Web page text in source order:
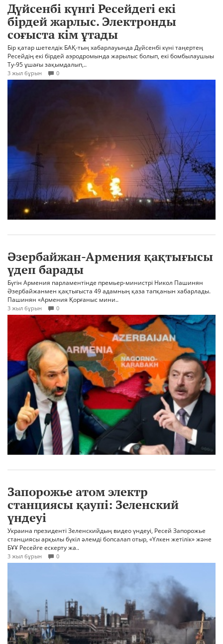
Дүйсенбі күнгі Ресейдегі екі
бірдей жарлыс. Электронды
соғыста кім ұтады
Бір қатар шетелдік БАҚ-тың хабарлауында Дүйсенбі күні таңертең
Ресейдің екі бірдей аэродромында жарылыс болып, екі бомбылаушыы
Ту-95 ұшағы зақымдалып,..
3 жыл бұрын 0
Әзербайжан-Армения қақтығысы
үдеп барады
Бүгін Армения парламентінде премьер-министрі Никол Пашинян
Әзербайжанмен қақтығыста 49 адамның қаза тапқанын хабарлады.
Пашинян «Армения Қорғаныс мини..
3 жыл бұрын 0
Запорожье атом электр
станциясы қаупі: Зеленский
үндеуі
Украина президенті Зеленскийдың видео үндеуі, Ресей Запорожье
станциясы арқылы бүкіл әлемді бопсалап отыр, «Үлкен жетілік» және
БҰҰ Ресейге ескерту жа..
3 жыл бұрын 0